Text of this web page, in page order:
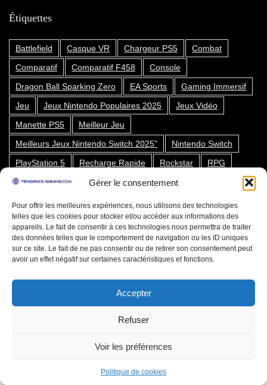
Gérer le consentement
Pour offrir les meilleures expériences, nous utilisons des technologies
telles que les cookies pour stocker et/ou accéder aux informations des
appareils. Le fait de consentir à ces technologies nous permettra de traiter
des données telles que le comportement de navigation ou les ID uniques
sur ce site. Le fait de ne pas consentir ou de retirer son consentement peut
avoir un effet négatif sur certaines caractéristiques et fonctions.
Accepter
Refuser
Voir les préférences
Politique de cookies
Étiquettes
Battlefield Casque VR Chargeur PS5
Combat
Comparatif
Comparatif F458
Console
Dragon Ball Sparking Zero
EA Sports
Gaming Immersif
Jeu
Jeux Nintendo Populaires 2025
Jeux Vidéo
Manette PS5
Meilleur Jeu
Meilleurs Jeux Nintendo Switch 2025"
Nintendo Switch
PlayStation 5
Recharge Rapide Rockstar
RPG
Réalité Virtuelle
Steam Stratégies
Top Jeux Switch Été 2025
Volant Xbox
Écrans Gaming
Édition Digitale
Formulaire de contact